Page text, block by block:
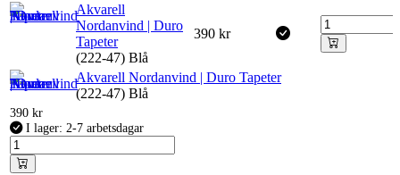
Akvarell
Nordanvind | Duro
Tapeter
(222-47) Blå
390 kr
Akvarell Nordanvind | Duro Tapeter
(222-47) Blå
390 kr
I lager: 2-7 arbetsdagar